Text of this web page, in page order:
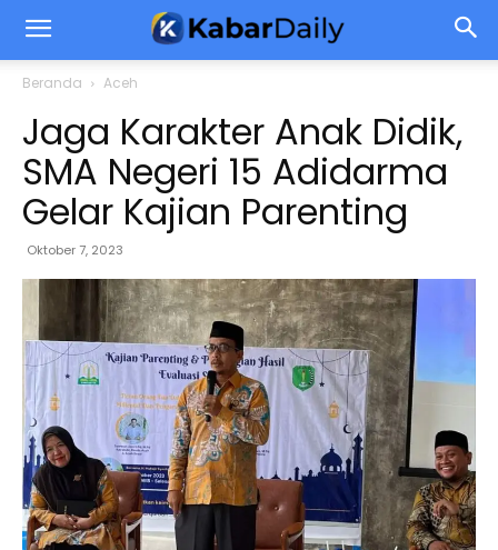
Beranda Aceh
Jaga Karakter Anak Didik,
SMA Negeri 15 Adidarma
Gelar Kajian Parenting
Oktober 7, 2023